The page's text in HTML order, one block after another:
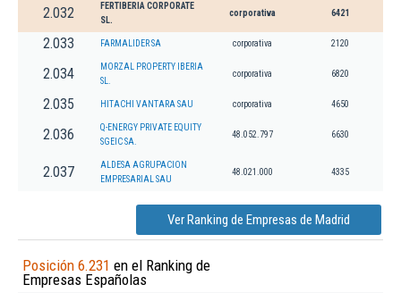
2.032
FERTIBERIA CORPORATE
SL.
corporativa 6421
2.033 FARMALIDER SA corporativa 2120
2.034
MORZAL PROPERTY IBERIA
SL.
corporativa 6820
2.035 HITACHI VANTARA SAU corporativa 4650
2.036
Q-ENERGY PRIVATE EQUITY
SGEIC SA.
48.052.797 6630
2.037
ALDESA AGRUPACION
EMPRESARIAL SAU
48.021.000 4335
Ver Ranking de Empresas de Madrid
Posición 6.231 en el Ranking de
Empresas Españolas